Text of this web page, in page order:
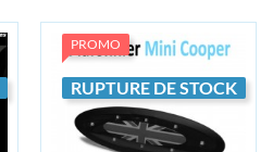
PROMO
RUPTURE DE STOCK